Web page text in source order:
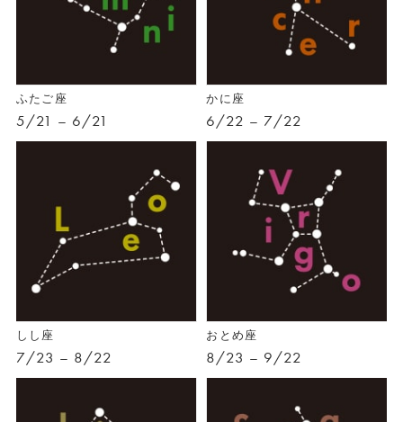
ふたご座
5/21 – 6/21
かに座
6/22 – 7/22
しし座
7/23 – 8/22
おとめ座
8/23 – 9/22